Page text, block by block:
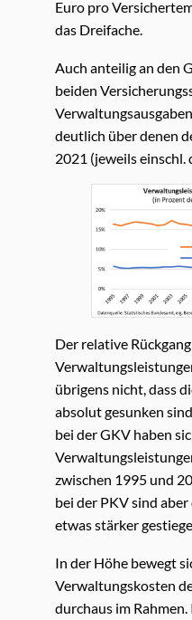
Euro pro
das Dreifache.
Auch anteilig an den
beiden
deutlich über denen
2021 (jeweils einschl.
Der relative
übrigens nicht, dass
absolut gesunken
bei der GKV haben
zwischen 1995 und
bei der PKV sind
etwas stärker
In der Höhe bewegt
Verwaltungskosten
durchaus im